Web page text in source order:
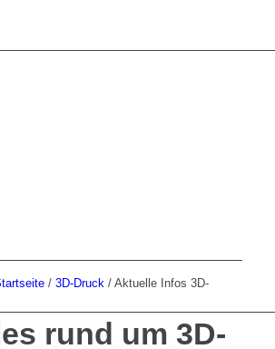
/ 3D-Druck / Aktuelle Infos 3D-
rund um 3D-